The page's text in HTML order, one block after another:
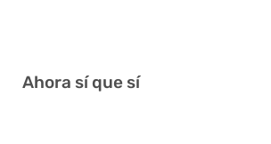
Ahora sí que sí